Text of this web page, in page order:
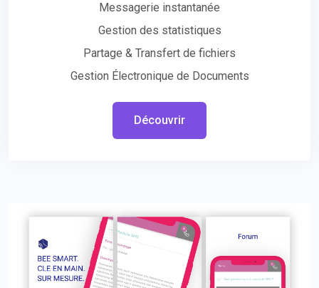
Messagerie instantanée
Gestion des statistiques
Partage & Transfert de fichiers
Gestion Électronique de Documents
Découvrir